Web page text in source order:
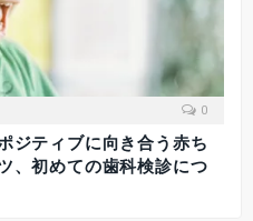
0
ジティブに向き合う赤ち
、初めての歯科検診につ